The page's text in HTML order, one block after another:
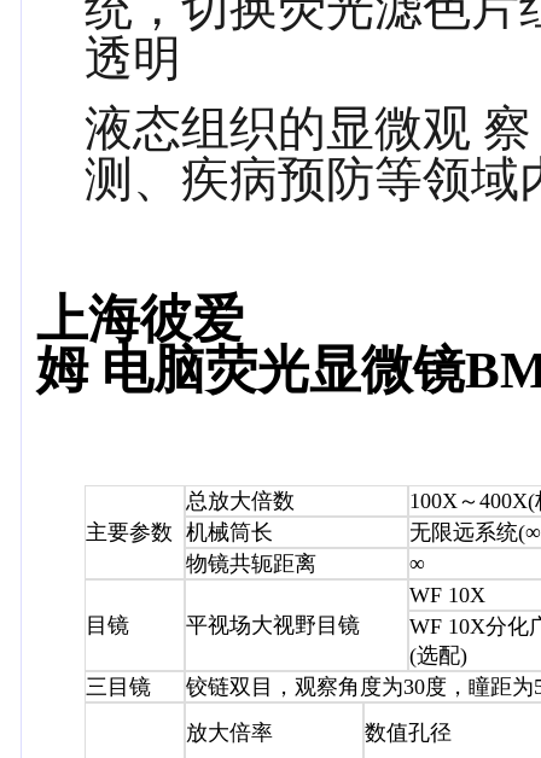
透明
液态组织的显微观
测、疾病预防等领域
上海彼爱
姆 电脑荧光显微镜
主要参数
总放大倍数
100X～
机械筒长
无限远系统
物镜共轭距离
∞
目镜 平视场大视野目镜
WF 10X
WF 10X分化
(选配)
三目镜
铰链双目，观察角度为30度，瞳距为
放大倍率
数值孔径